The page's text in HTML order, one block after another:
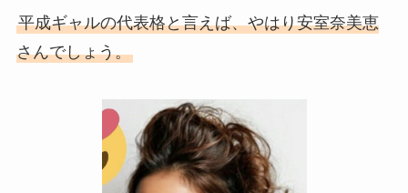
平成ギャルの代表格と言えば、やはり安室奈美恵
さんでしょう。